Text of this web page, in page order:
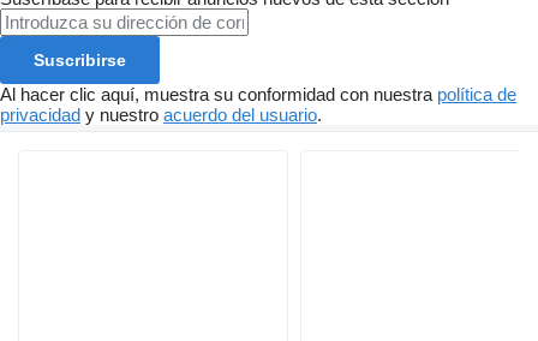
Suscribirse
Al hacer clic aquí, muestra su conformidad con nuestra política de
privacidad y nuestro acuerdo del usuario.